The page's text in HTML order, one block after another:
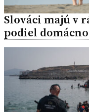
Slováci majú v
podiel